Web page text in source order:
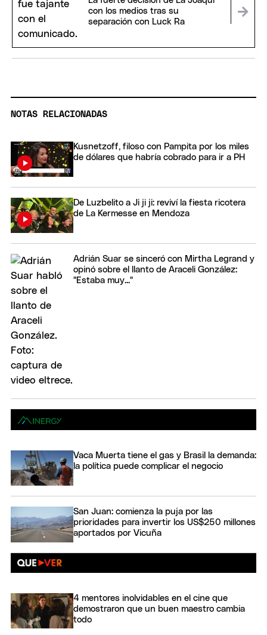
con los medios tras su
separación con Luck Ra
NOTAS RELACIONADAS
Kusnetzoff, filoso con Pampita por los miles
de dólares que habría cobrado para ir a PH
De Luzbelito a Ji ji ji: reviví la fiesta ricotera
de La Kermesse en Mendoza
Adrián Suar se sinceró con Mirtha Legrand y
opinó sobre el llanto de Araceli González:
"Estaba muy..."
Vaca Muerta tiene el gas y Brasil la demanda:
la política puede complicar el negocio
San Juan: comienza la puja por las
prioridades para invertir los US$250 millones
aportados por Vicuña
4 mentores inolvidables en el cine que
demostraron que un buen maestro cambia
todo